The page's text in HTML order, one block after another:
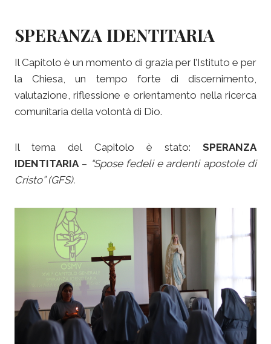
SPERANZA IDENTITARIA
Il Capitolo è un momento di grazia per l’Istituto e per
la Chiesa, un tempo forte di discernimento,
valutazione, riflessione e orientamento nella ricerca
comunitaria della volontà di Dio.
Il tema del Capitolo è stato: SPERANZA
IDENTITARIA– “Spose fedeli e ardenti apostole di
Cristo” (GFS).